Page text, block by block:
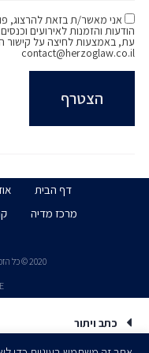
אני מאשר/ת בזאת להרצוג,
הודעות והזמנות לאירועים
עת, באמצעות לחיצה על קישור
contact@herzoglaw.co.il
דף הבית
מרכז מדיה
2020 © כל הזכויות שמורות. הרצוג פוקס נאמן
כתב ויתור